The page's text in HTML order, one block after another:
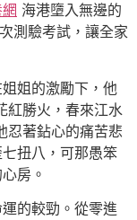
海港墮入無邊的
測驗考試，讓全家
姐的激勵下，他
紅勝火，春來江水
忍著鉆心的痛苦悲
扭八，可那愚笨
房。
的較勁。從零進